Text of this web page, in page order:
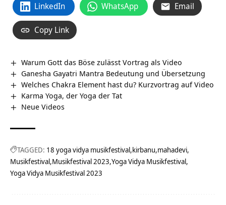
LinkedIn WhatsApp Email
Copy Link
Warum Gott das Böse zulässt Vortrag als Video
Ganesha Gayatri Mantra Bedeutung und Übersetzung
Welches Chakra Element hast du? Kurzvortrag auf Video
Karma Yoga, der Yoga der Tat
Neue Videos
TAGGED: 18 yoga vidya musikfestival kirbanu mahadevi
Musikfestival Musikfestival 2023 Yoga Vidya Musikfestival
Yoga Vidya Musikfestival 2023